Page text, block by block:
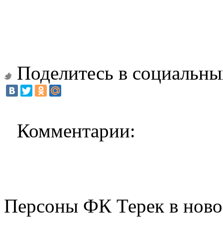
Поделитесь в
Комментарии:
Персоны ФК Терек в